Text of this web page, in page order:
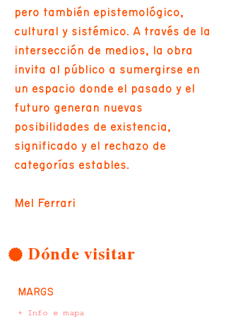
pero también epistemológico,
cultural y sistémico. A través de la
intersección de medios, la obra
invita al público a sumergirse en
un espacio donde el pasado y el
futuro generan nuevas
posibilidades de existencia,
significado y el rechazo de
categorías estables.
Mel Ferrari
Dónde visitar
MARGS
+ Info e mapa